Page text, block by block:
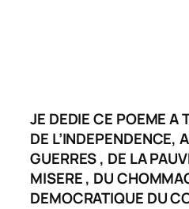
JE DEDIE CE POEME A
DE L’INDEPENDENCE,
GUERRES , DE LA
MISERE , DU
DEMOCRATIQUE DU